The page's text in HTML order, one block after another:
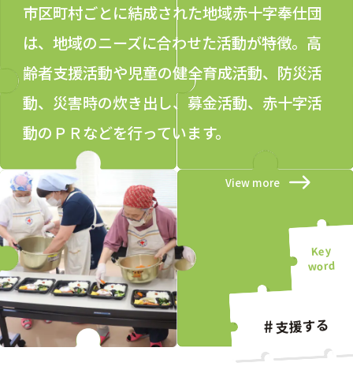
市区町村ごとに結成された地域赤十字奉仕団
は、地域のニーズに合わせた活動が特徴。高
齢者支援活動や児童の健全育成活動、防災活
動、災害時の炊き出し、募金活動、赤十字活
動のＰＲなどを行っています。
View more
支援する